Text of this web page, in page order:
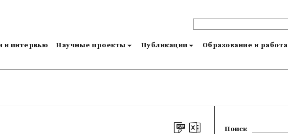
и интервью Научные проекты Публикации Образование и работа
Поиск